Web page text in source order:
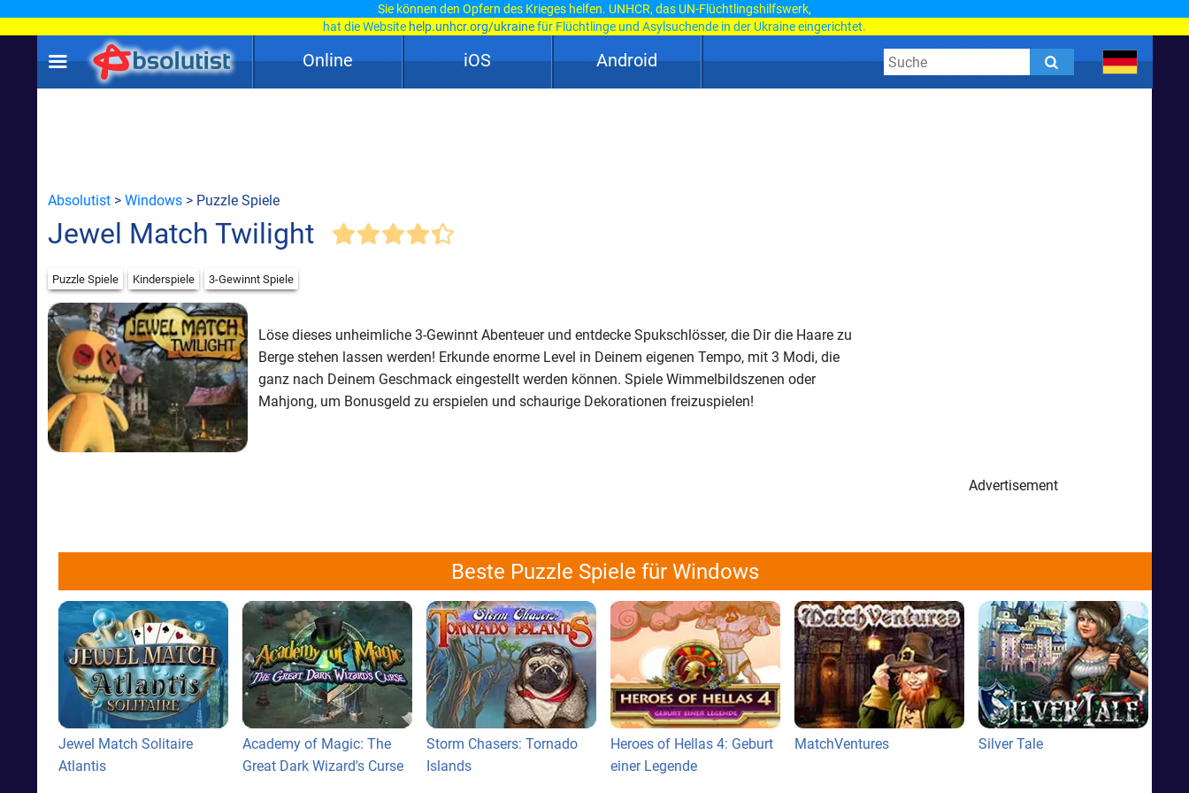
Sie können den Opfern des Krieges helfen. UNHCR, das UN-Flüchtlingshilfswerk,
hat die Website help.unhcr.org/ukrainefür Flüchtlinge und Asylsuchende in der Ukraine eingerichtet.
Online iOS Android
Absolutist > Windows > Puzzle Spiele
Jewel Match Twilight
Puzzle Spiele Kinderspiele 3-Gewinnt Spiele
Löse dieses unheimliche 3-Gewinnt Abenteuer und entdecke Spukschlösser, die Dir die Haare zu
Berge stehen lassen werden! Erkunde enorme Level in Deinem eigenen Tempo, mit 3 Modi, die
ganz nach Deinem Geschmack eingestellt werden können. Spiele Wimmelbildszenen oder
Mahjong, um Bonusgeld zu erspielen und schaurige Dekorationen freizuspielen!
Advertisement
Beste Puzzle Spiele für Windows
Jewel Match Solitaire
Atlantis
Academy of Magic: The
Great Dark Wizard's Curse
Storm Chasers: Tornado
Islands
Heroes of Hellas 4: Geburt
einer Legende
MatchVentures Silver Tale